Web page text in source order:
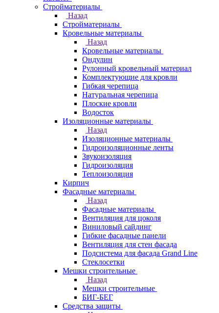
Стройматериалы
Назад
Стройматериалы
Кровельные материалы
Назад
Кровельные материалы
Ондулин
Рулонный кровельный материал
Комплектующие для кровли
Гибкая черепица
Натуральная черепица
Плоские кровли
Водосток
Изоляционные материалы
Назад
Изоляционные материалы
Гидроизоляционные ленты
Звукоизоляция
Гидроизоляция
Теплоизоляция
Кирпич
Фасадные материалы
Назад
Фасадные материалы
Вентиляция для цоколя
Виниловый сайдинг
Гибкие фасадные панели
Вентиляция для стен фасада
Подсистема для фасада Grand Line
Стеклосетки
Мешки строительные
Назад
Мешки строительные
БИГ-БЕГ
Средства защиты